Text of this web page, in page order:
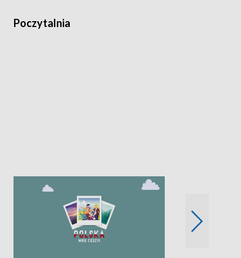
Poczytalnia